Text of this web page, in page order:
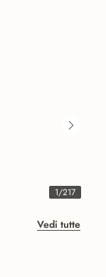
1/217
Vedi tutte